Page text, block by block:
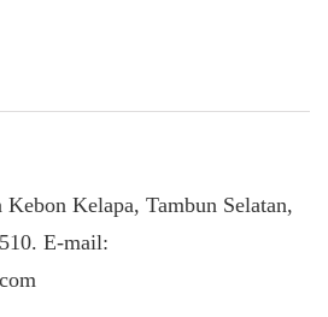
Kelapa, Tambun Selatan,
E-mail: